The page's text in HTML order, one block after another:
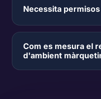
Necessita
Com es mesura el
d'ambient